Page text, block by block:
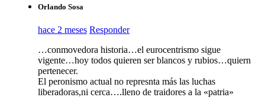
Orlando Sosa
hace 2 meses Responder
…conmovedora historia…el eurocentrismo sigue
vigente…hoy todos quieren ser blancos y rubios…quiern
pertenecer.
El peronismo actual no represnta más las luchas
liberadoras,ni cerca….lleno de traidores a la «patria»